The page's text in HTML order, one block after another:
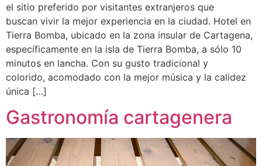
el sitio preferido por visitantes extranjeros que
buscan vivir la mejor experiencia en la ciudad. Hotel en
Tierra Bomba, ubicado en la zona insular de Cartagena,
específicamente en la isla de Tierra Bomba, a sólo 10
minutos en lancha. Con su gusto tradicional y
colorido, acomodado con la mejor música y la calidez
única […]
Gastronomía cartagenera